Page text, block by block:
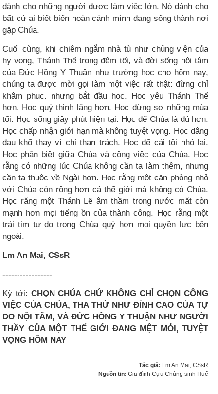
dành cho những người được làm việc lớn. Nó dành cho
bất cứ ai biết biến hoàn cảnh mình đang sống thành nơi
gặp Chúa.
Cuối cùng, khi chiêm ngắm nhà tù như chủng viện của
hy vọng, Thánh Thể trong đêm tối, và đời sống nội tâm
của Đức Hồng Y Thuận như trường học cho hôm nay,
chúng ta được mời gọi làm một việc rất thật: đừng chỉ
khâm phục, nhưng bắt đầu học. Học yêu Thánh Thể
hơn. Học quý thinh lặng hơn. Học đừng sợ những mùa
tối. Học sống giây phút hiện tại. Học để Chúa là đủ hơn.
Học chấp nhận giới hạn mà không tuyệt vọng. Học dâng
đau khổ thay vì chỉ than trách. Học để cái tôi nhỏ lại.
Học phân biệt giữa Chúa và công việc của Chúa. Học
rằng có những lúc Chúa không cần ta làm thêm, nhưng
cần ta thuộc về Ngài hơn. Học rằng một căn phòng nhỏ
với Chúa còn rộng hơn cả thế giới mà không có Chúa.
Học rằng một Thánh Lễ âm thầm trong nước mắt còn
mạnh hơn mọi tiếng ồn của thành công. Học rằng một
trái tim tự do trong Chúa quý hơn mọi quyền lực bên
ngoài.
Lm An Mai, CSsR
-----------------
Kỳ tới: CHỌN CHÚA CHỨ KHÔNG CHỈ CHỌN CÔNG
VIỆC CỦA CHÚA, THA THỨ NHƯ ĐỈNH CAO CỦA TỰ
DO NỘI TÂM, VÀ ĐỨC HỒNG Y THUẬN NHƯ NGƯỜI
THẦY CỦA MỘT THẾ GIỚI ĐANG MỆT MỎI, TUYỆT
VỌNG HÔM NAY
Tác giả: Lm An Mai, CSsR
Nguồn tin: Gia đình Cựu Chủng sinh Huế